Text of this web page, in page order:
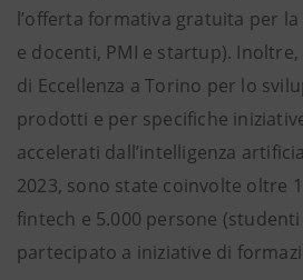
l’offerta formativa gratuita per
e docenti, PMI e startup).
di Eccellenza a Torino per lo
prodotti e per specifiche
accelerati dall’intelligenza
2023, sono state coinvolte oltre
fintech e 5.000 persone
partecipato a iniziative di